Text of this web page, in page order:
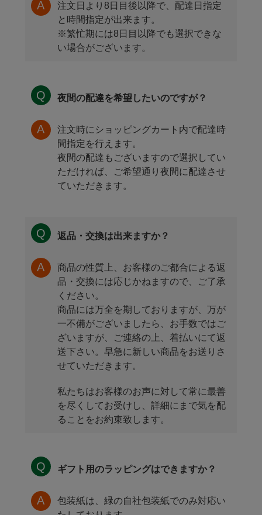
注文日より8日目後以降で、配達日指定
と時間指定が出来ます。
※繁忙期には8日目以降でも選択できな
い場合がございます。
夜間の配達を希望したいのですが？
注文時にショッピングカート内で配達時
間指定を行えます。
夜間の配達もございますので選択してい
ただければ、ご希望通り夜間に配達させ
ていただきます。
返品・交換は出来ますか？
商品の性質上、お客様のご都合による返
品・交換には応じかねますので、ご了承
ください。
商品には万全を期しておりますが、万が
一不備がございましたら、お手数ではご
ざいますが、ご連絡の上、着払いにて返
送下さい。早急に新しい商品をお送りさ
せていただきます。
私たちはお客様のお声に対して常に最善
を尽くしてお受けし、詳細にまで気を配
ることをお約束致します。
ギフト用のラッピングはできますか？
包装紙は、緑の自社包装紙でのみ対応い